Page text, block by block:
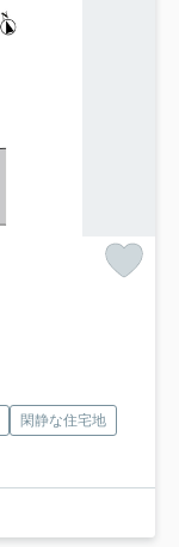
閑静な住宅地